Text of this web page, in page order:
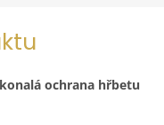
ochrana hřbetu